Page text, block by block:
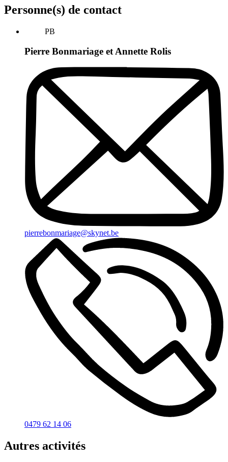
Personne(s) de contact
PB
Pierre Bonmariage et Annette Rolis
pierrebonmariage@skynet.be
0479 62 14 06
Autres activités